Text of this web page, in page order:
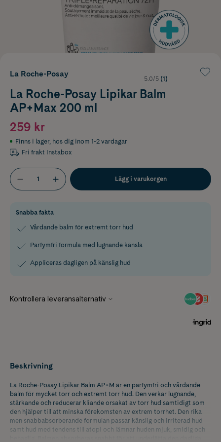
La Roche-Posay
5.0/5 (1)
La Roche-Posay Lipikar Balm
AP+Max 200 ml
259 kr
Finns i lager, hos dig inom 1-2 vardagar
Fri frakt Instabox
Lägg i varukorgen
Snabba fakta
Vårdande balm för extremt torr hud
Parfymfri formula med lugnande känsla
Appliceras dagligen på känslig hud
Beskrivning
La Roche-Posay Lipikar Balm AP+M är en parfymfri och vårdande
balm för mycket torr och extremt torr hud. Den verkar lugnande,
stärkande och reducerar kliande orsakat av torr hud samtidigt som
den hjälper till att minska förekomsten av extrem torrhet. Den rika
men snabbabsorberande formulan passar känslig och irriterad hud
samt hud med tendens till atopi och lämnar huden mjuk, smidig och